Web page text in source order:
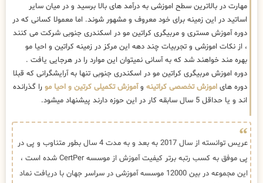
مهارت در بالاترین سطح اموزشی به درآمد های بالا برسید و در میان سایر
اساتید در این زمینه برای خود معروف و مشهور شوند. اما معمولا کسانی که در
دوره آموزش مستری و مربیگری کراتین مو در اسکندری جنوبی شرکت می کنند
، از نکات اموزشی و تجربیات چند دهه این مرکز در زمینه کراتین و احیا مو
بهره مند خواهند شد که به آسانی نمیتوان این موارد را در هرجایی یافت .
دوره اموزش مربیگری کراتین مو در اسکندری جنوبی تنها به آرایشگرانی که قبلا
دوره های اموزش تخصصی کراتینه وآموزش تکمیلی کرتین و احیا مو را گذرانده
اند و یا حداقل 5 سال سابقه کار در این حوزه دارند پیشنهاد میشود.
عریس توانسته از سال 2017 به بعد و به مدت 4 سال بطور متناوب و پی در
پی موفق به کسب رتبه برتر کیفیت آموزش از موسسه CertPer شده است ،
این مجموعه در بین 12000 موسسه آموزشی در سراسر جهان با دریافت نماد